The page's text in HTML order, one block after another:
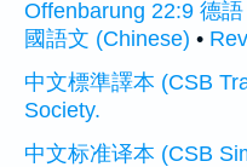
Offenbarung 22:9 德
國語文 (Chinese) •
中文標準譯本 (CSB
Society.
中文标准译本 (CSB